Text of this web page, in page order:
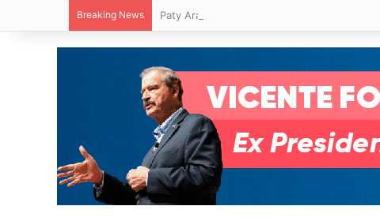
Breaking News Paty Aradillas destaca impacto del nuevo